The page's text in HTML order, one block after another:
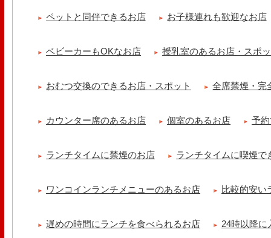
京都九条ねぎ焼き専門店 ねぎ家 -時代家 旬-
だれ。とろりとした温泉卵..
【 よもぎ蒸しやリラクゼーション専門の顧問契約 】 冷え性改善協会
クゼーション店を専..
ペットと同伴できるお店 お子様連れも歓迎なお店
ベビーカーもOKなお店 授乳室のあるお店・スポ
おむつ交換のできるお店・スポット 全席禁煙・完
カウンター席のあるお店 個室のあるお店 予
ランチタイムに禁煙のお店 ランチタイムに喫煙で
ワンコインランチメニューのあるお店 比較的安い
遅めの時間にランチを食べられるお店 24時以降に